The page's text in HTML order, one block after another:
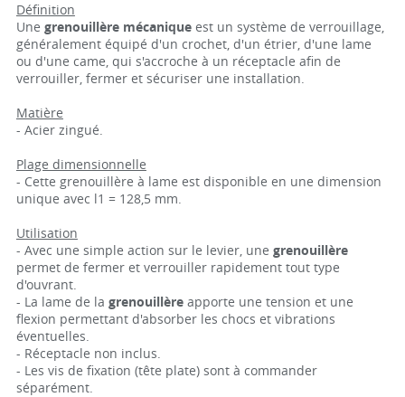
Définition
Une grenouillère mécaniqueest un système de verrouillage,
généralement équipé d'un crochet, d'un étrier, d'une lame
ou d'une came, qui s'accroche à un réceptacle afin de
verrouiller, fermer et sécuriser une installation.
Matière
- Acier zingué.
Plage dimensionnelle
- Cette grenouillère à lame est disponible en une dimension
unique avec l1 = 128,5 mm.
Utilisation
- Avec une simple action sur le levier, une grenouillère
permet de fermer et verrouiller rapidement tout type
d'ouvrant.
- La lame de la grenouillère apporte une tension et une
flexion permettant d'absorber les chocs et vibrations
éventuelles.
- Réceptacle non inclus.
- Les vis de fixation (tête plate) sont à commander
séparément.